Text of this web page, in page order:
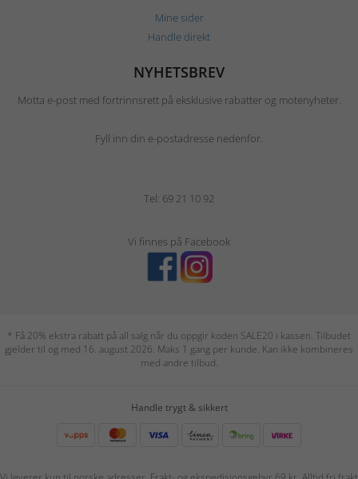
Mine sider
Handle direkt
NYHETSBREV
Motta e-post med fortrinnsrett på eksklusive rabatter og motenyheter.
Fyll inn din e-postadresse nedenfor.
Tel: 69 21 10 92
Vi finnes på Facebook
* Få 20% ekstra rabatt på all salg når du oppgir koden SALE20 i kassen. Tilbudet
gjelder til og med 16. august 2026. Maks 1 gang per kunde. Kan ikke kombineres
med andre tilbud.
Handle trygt & sikkert